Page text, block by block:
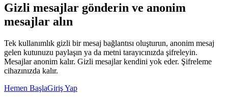
Gizli mesajlar gönderin ve anonim
mesajlar alın
Tek kullanımlık gizli bir mesaj bağlantısı oluşturun, anonim mesaj
gelen kutunuzu paylaşın ya da metni tarayıcınızda şifreleyin.
Mesajlar anonim kalır. Gizli mesajlar kendini yok eder. Şifreleme
cihazınızda kalır.
Hemen BaşlaGiriş Yap